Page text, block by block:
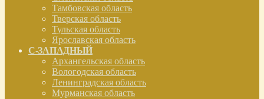
Тамбовская область
Тверская область
Тульская область
Ярославская область
С-ЗАПАДНЫЙ
Архангельская область
Вологодская область
Ленинградская область
Мурманская область